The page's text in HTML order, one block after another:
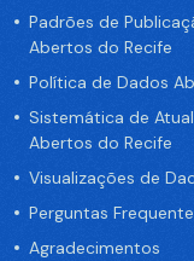
Padrões de
Abertos do Recife
Política de Dados
Sistemática de
Abertos do Recife
Visualizações de
Perguntas
Agradecimentos